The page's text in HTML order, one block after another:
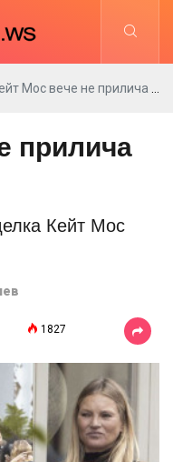
Мос вече не прилича на себе си
прилича
Кейт Мос
1827